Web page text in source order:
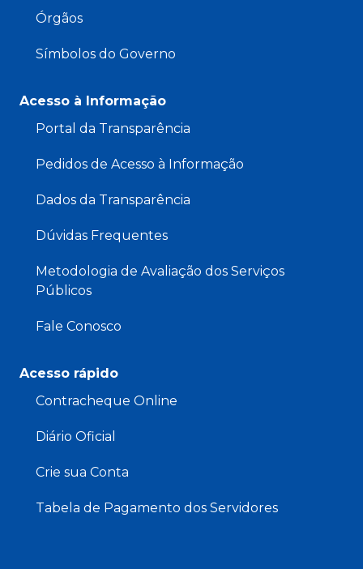
Órgãos
Símbolos do Governo
Acesso à Informação
Portal da Transparência
Pedidos de Acesso à Informação
Dados da Transparência
Dúvidas Frequentes
Metodologia de Avaliação dos Serviços
Públicos
Fale Conosco
Acesso rápido
Contracheque Online
Diário Oficial
Crie sua Conta
Tabela de Pagamento dos Servidores